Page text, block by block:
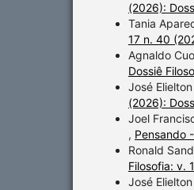
(2026):
Tania
17 n. 40
Agnaldo
Dossiê
José
(2026):
Joel
, Pensando
Ronald
Filosofia: v.
José